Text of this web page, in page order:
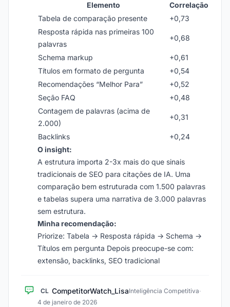
Elemento
Correlação
Tabela de comparação presente
+0,73
Resposta rápida nas primeiras 100
palavras
+0,68
Schema markup
+0,61
Títulos em formato de pergunta
+0,54
Recomendações “Melhor Para”
+0,52
Seção FAQ
+0,48
Contagem de palavras (acima de
2.000)
+0,31
Backlinks
+0,24
O insight:
A estrutura importa 2-3x mais do que sinais
tradicionais de SEO para citações de IA. Uma
comparação bem estruturada com 1.500 palavras
e tabelas supera uma narrativa de 3.000 palavras
sem estrutura.
Minha recomendação:
Priorize: Tabela → Resposta rápida → Schema →
Títulos em pergunta Depois preocupe-se com:
extensão, backlinks, SEO tradicional
CL CompetitorWatch_LisaInteligência Competitiva·
4 de janeiro de 2026